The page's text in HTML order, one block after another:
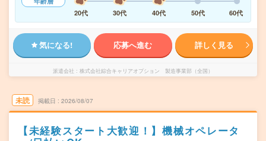
20代
30代 40代 50代 60代
気になる! 応募へ進む 詳しく見る
派遣会社 株式会社綜合キャリアオプション 製造事業部（全国）
未読 掲載日 2026/08/07
【未経験スタート大歓迎！】機械オペレータ